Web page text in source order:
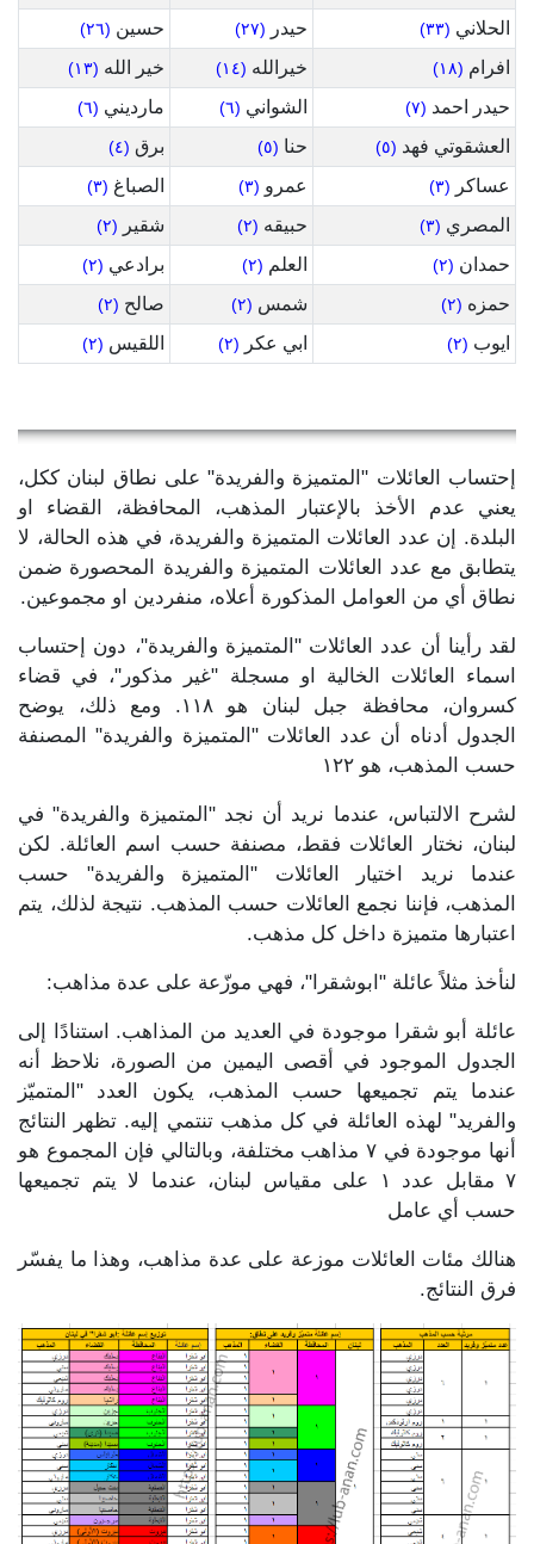
الحلاني (٣٣) حيدر (٢٧) حسين (٢٦)
افرام (١٨) خيرالله (١٤) خير الله (١٣)
حيدر احمد (٧) الشواني (٦) مارديني (٦)
العشقوتي فهد (٥) حنا (٥) برق (٤)
عساكر (٣) عمرو (٣) الصباغ (٣)
المصري (٣) حبيقه (٢) شقير (٢)
حمدان (٢) العلم (٢) برادعي (٢)
حمزه (٢) شمس (٢) صالح (٢)
ايوب (٢) ابي عكر (٢) اللقيس (٢)
إحتساب العائلات "المتميزة والفريدة" على نطاق لبنان ككل،
يعني عدم الأخذ بالإعتبار المذهب، المحافظة، القضاء او
البلدة. إن عدد العائلات المتميزة والفريدة، في هذه الحالة، لا
يتطابق مع عدد العائلات المتميزة والفريدة المحصورة ضمن
نطاق أي من العوامل المذكورة أعلاه، منفردين او مجموعين.
لقد رأينا أن عدد العائلات "المتميزة والفريدة"، دون إحتساب
اسماء العائلات الخالية او مسجلة "غير مذكور"، في قضاء
كسروان، محافظة جبل لبنان هو ١١٨. ومع ذلك، يوضح
الجدول أدناه أن عدد العائلات "المتميزة والفريدة" المصنفة
حسب المذهب، هو ١٢٢
لشرح الالتباس، عندما نريد أن نجد "المتميزة والفريدة" في
لبنان، نختار العائلات فقط، مصنفة حسب اسم العائلة. لكن
عندما نريد اختيار العائلات "المتميزة والفريدة" حسب
المذهب، فإننا نجمع العائلات حسب المذهب. نتيجة لذلك، يتم
اعتبارها متميزة داخل كل مذهب.
لنأخذ مثلاً عائلة "ابوشقرا"، فهي موزّعة على عدة مذاهب:
عائلة أبو شقرا موجودة في العديد من المذاهب. استنادًا إلى
الجدول الموجود في أقصى اليمين من الصورة، نلاحظ أنه
عندما يتم تجميعها حسب المذهب، يكون العدد "المتميّز
والفريد" لهذه العائلة في كل مذهب تنتمي إليه. تظهر النتائج
أنها موجودة في ٧ مذاهب مختلفة، وبالتالي فإن المجموع هو
٧ مقابل عدد ١ على مقياس لبنان، عندما لا يتم تجميعها
حسب أي عامل
هنالك مئات العائلات موزعة على عدة مذاهب، وهذا ما يفسّر
فرق النتائج.